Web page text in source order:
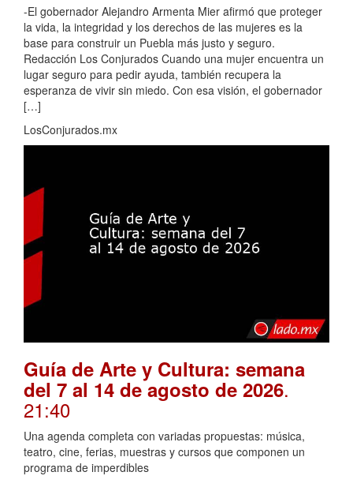
-El gobernador Alejandro Armenta Mier afirmó que proteger
la vida, la integridad y los derechos de las mujeres es la
base para construir un Puebla más justo y seguro.
Redacción Los Conjurados Cuando una mujer encuentra un
lugar seguro para pedir ayuda, también recupera la
esperanza de vivir sin miedo. Con esa visión, el gobernador
[…]
LosConjurados.mx
Guía de Arte y Cultura: semana
del 7 al 14 de agosto de 2026.
21:40
Una agenda completa con variadas propuestas: música,
teatro, cine, ferias, muestras y cursos que componen un
programa de imperdibles